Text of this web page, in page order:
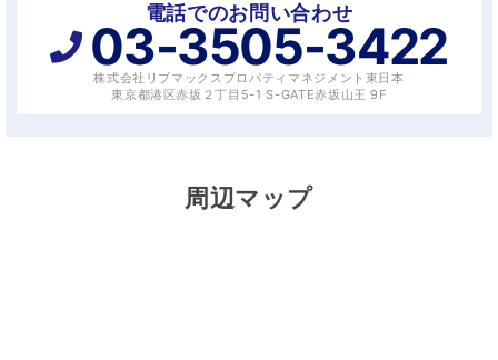
電話でのお問い合わせ
03-3505-3422
株式会社リブマックスプロパティマネジメント東日本
東京都港区赤坂２丁目5-1 S-GATE赤坂山王 9F
周辺マップ